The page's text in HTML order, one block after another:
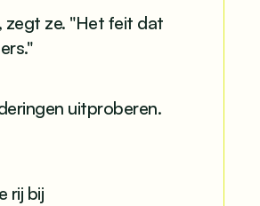
zegt ze. "Het feit dat
uitproberen.
rij bij